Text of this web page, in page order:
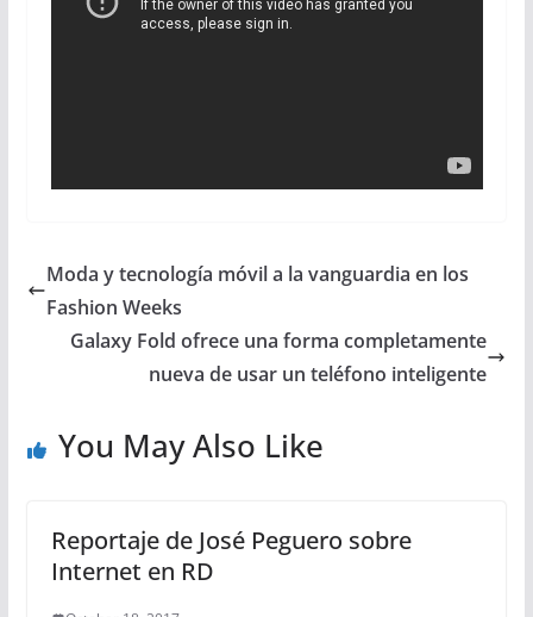
Moda y tecnología móvil a la vanguardia en los
Fashion Weeks
Galaxy Fold ofrece una forma completamente
nueva de usar un teléfono inteligente
You May Also Like
Reportaje de José Peguero sobre
Internet en RD